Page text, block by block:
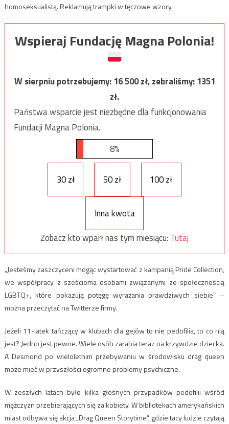
homoseksualistą. Reklamują trampki w tęczowe wzory.
Wspieraj Fundację Magna Polonia!
W sierpniu potrzebujemy:16 500zł, zebraliśmy:1351
zł.
Państwa wsparcie jest niezbędne dla funkcjonowania
Fundacji Magna Polonia.
8%
30 zł 50 zł 100 zł
Inna kwota
Zobacz kto wparł nas tym miesiącu: Tutaj
„Jesteśmy zaszczyceni mogąc wystartować z kampanią Pride Collection,
we współpracy z sześcioma osobami związanymi ze społecznością
LGBTQ+, które pokazują potęgę wyrażania prawdziwych siebie” –
można przeczytać na Twitterze firmy.
Jeżeli 11-latek tańczący w klubach dla gejów to nie pedofilia, to co nią
jest? Jedno jest pewne. Wiele osób zarabia teraz na krzywdzie dziecka.
A Desmond po wieloletnim przebywaniu w środowisku drag queen
może mieć w przyszłości ogromne problemy psychiczne.
W zeszłych latach było kilka głośnych przypadków pedofilii wśród
mężczyzn przebierających się za kobiety. W bibliotekach amerykańskich
miast odbywa się akcja „Drag Queen Storytime”, gdzie tacy ludzie czytają